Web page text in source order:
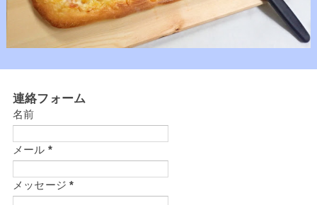
連絡フォーム
名前
メール *
メッセージ*